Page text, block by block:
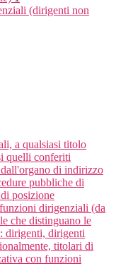
(dirigenti non
a qualsiasi titolo
quelli conferiti
di indirizzo
pubbliche di
posizione
dirigenziali (da
che distinguano le
dirigenti, dirigenti
titolari di
con funzioni